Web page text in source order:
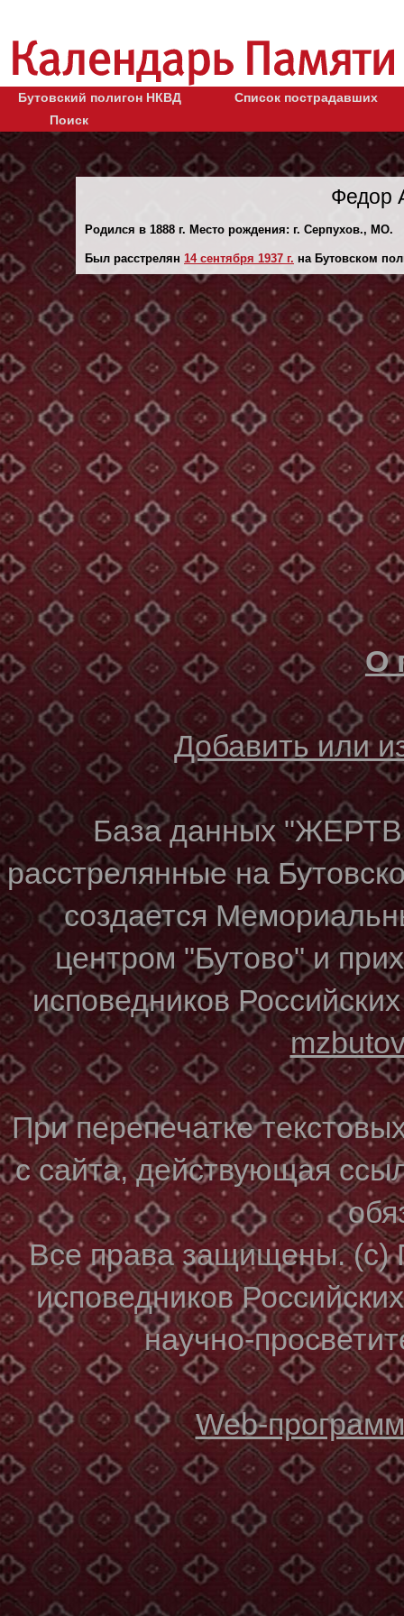
Бутовский полигон НКВД
Список пострадавших
Поиск
Федор
Родился в 1888 г. Место рождения: г. Серпухов., МО.
Был расстрелян 14 сентября 1937 г. на Бутовском
О
Добавить или
База данных
расстрелянные на
создается
центром "Бутово" и
исповедников
При перепечатке
с сайта, действующая
Все права защищены. (с)
исповедников
научно-
Web-